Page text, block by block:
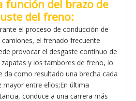
función del brazo de
del freno:
el proceso de conducción de
camiones, el frenado frecuente
provocar el desgaste continuo de
zapatas y los tambores de freno, lo
da como resultado una brecha cada
mayor entre ellos;En última
conduce a una carrera más